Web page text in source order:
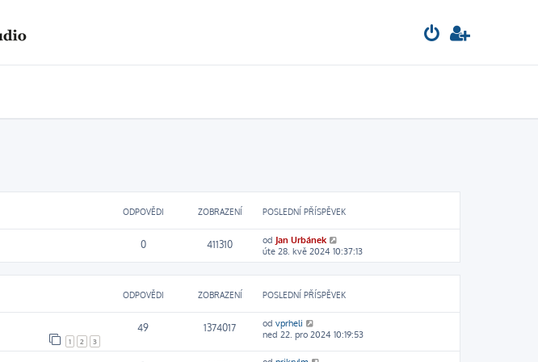
ODPOVĚDI ZOBRAZENÍ POSLEDNÍ PŘÍSPĚVEK
0 411310 od Jan Urbánek
úte 28. kvě 2024 10:37:13
ODPOVĚDI ZOBRAZENÍ POSLEDNÍ PŘÍSPĚVEK
1 2 3
49 1374017 od vprheli
ned 22. pro 2024 10:19:53